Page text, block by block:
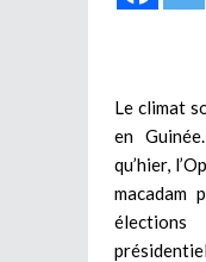
Le climat
en
qu’hier,